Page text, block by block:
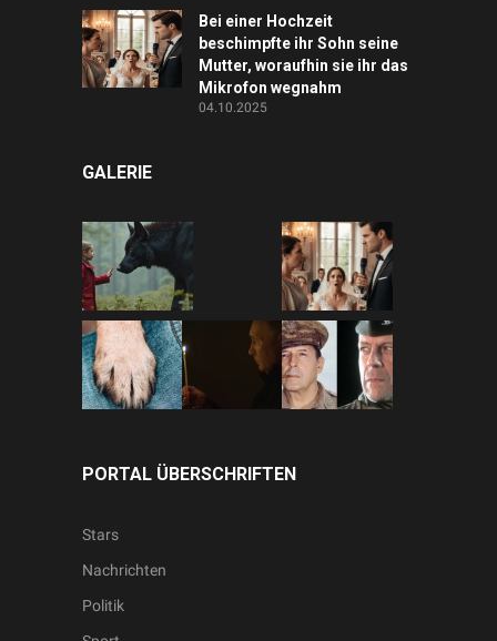
Bei einer Hochzeit
beschimpfte ihr Sohn seine
Mutter, woraufhin sie ihr das
Mikrofon wegnahm
04.10.2025
GALERIE
PORTAL ÜBERSCHRIFTEN
Stars
Nachrichten
Politik